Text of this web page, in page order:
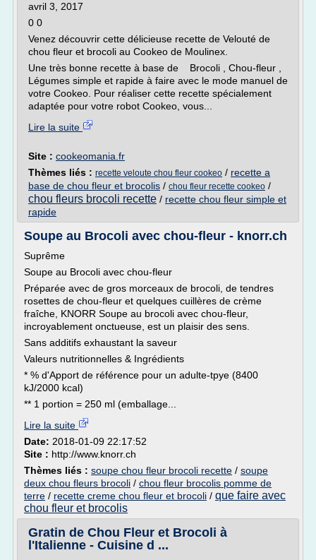
avril 3, 2017
0 0
Venez découvrir cette délicieuse recette de Velouté de
chou fleur et brocoli au Cookeo de Moulinex.
Une très bonne recette à base de Brocoli , Chou-fleur ,
Légumes simple et rapide à faire avec le mode manuel de
votre Cookeo. Pour réaliser cette recette spécialement
adaptée pour votre robot Cookeo, vous...
Lire la suite
Site : cookeomania.fr
Thèmes liés : recette veloute chou fleur cookeo / recette a
base de chou fleur et brocolis / chou fleur recette cookeo /
chou fleurs brocoli recette / recette chou fleur simple et
rapide
Soupe au Brocoli avec chou-fleur - knorr.ch
Suprême
Soupe au Brocoli avec chou-fleur
Préparée avec de gros morceaux de brocoli, de tendres
rosettes de chou-fleur et quelques cuillères de crème
fraîche, KNORR Soupe au brocoli avec chou-fleur,
incroyablement onctueuse, est un plaisir des sens.
Sans additifs exhaustant la saveur
Valeurs nutritionnelles & Ingrédients
* % d'Apport de référence pour un adulte-tpye (8400
kJ/2000 kcal)
** 1 portion = 250 ml (emballage...
Lire la suite
Date: 2018-01-09 22:17:52
Site : http://www.knorr.ch
Thèmes liés : soupe chou fleur brocoli recette / soupe
deux chou fleurs brocoli / chou fleur brocolis pomme de
terre / recette creme chou fleur et brocoli / que faire avec
chou fleur et brocolis
Gratin de Chou Fleur et Brocoli à
l'Italienne - Cuisine d ...